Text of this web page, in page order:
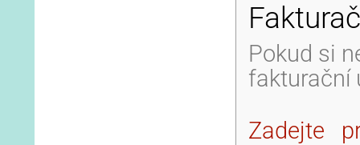
Pokud si
fakturační
Zadejte